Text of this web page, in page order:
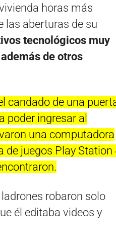
horas más
las aberturas de su
tecnológicos muy
de otros
candado de una
poder ingresar al
una computadora
de juegos Play Station
robaron solo
él editaba videos y